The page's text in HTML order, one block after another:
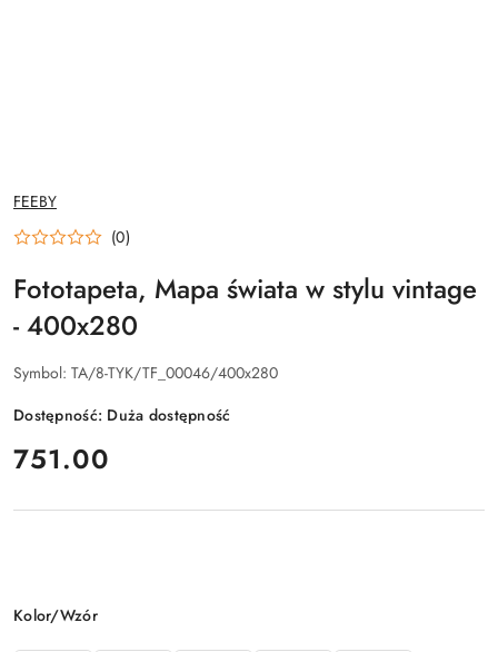
NAZWA
PRODUCENTA:
FEEBY
(0)
Fototapeta, Mapa świata w stylu vintage
- 400x280
Symbol: TA/8-TYK/TF_00046/400x280
Dostępność: Duża dostępność
cena:
751.00
Wariant
Kolor/Wzór